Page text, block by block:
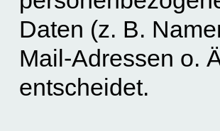
Daten (z. B.
Mail-Adressen o.
entscheidet.